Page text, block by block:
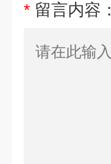
* 留言内容：